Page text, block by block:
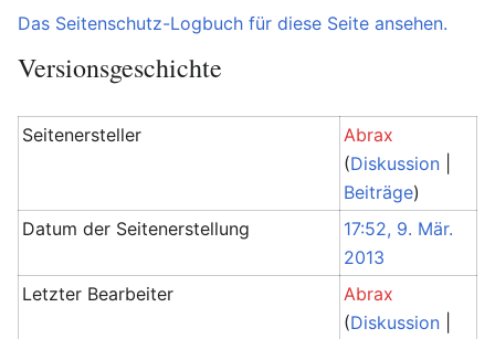
Das Seitenschutz-Logbuch für diese Seite ansehen.
Versionsgeschichte
Seitenersteller
Abrax
(Diskussion
Beiträge)
Datum der Seitenerstellung
17:52, 9. Mär.
2013
Letzter Bearbeiter
Abrax
(Diskussion